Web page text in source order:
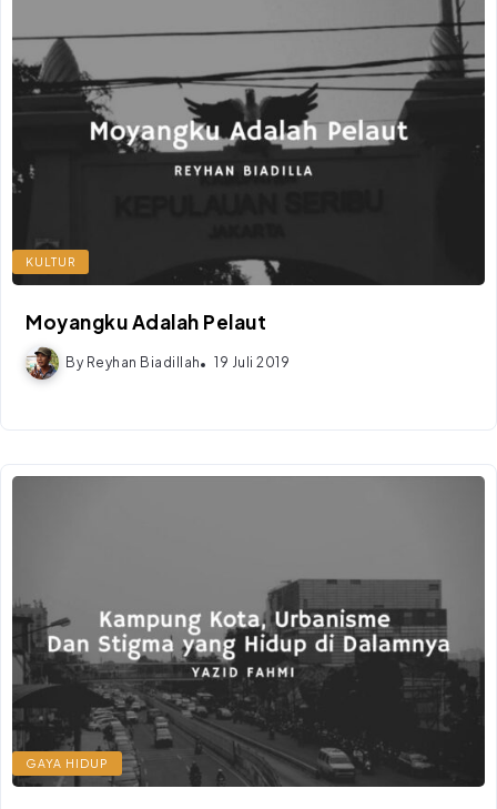
KULTUR
Moyangku Adalah Pelaut
By Reyhan Biadillah 19 Juli 2019
GAYA HIDUP